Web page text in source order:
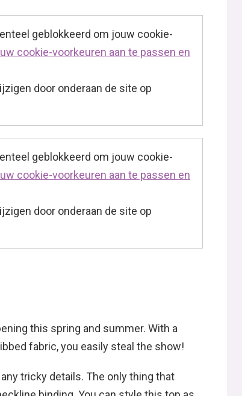
geblokkeerd om jouw cookie-
cookie-voorkeuren aan te passen en
door onderaan de site op
geblokkeerd om jouw cookie-
cookie-voorkeuren aan te passen en
door onderaan de site op
this spring and summer. With a
fabric, you easily steal the show!
tricky details. The only thing that